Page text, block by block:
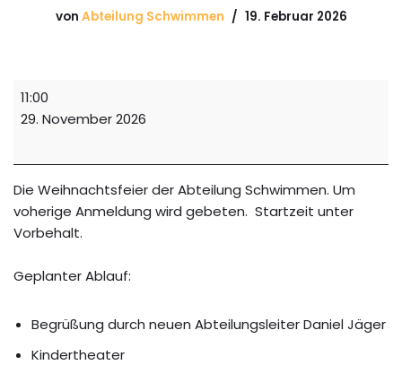
von Abteilung Schwimmen 19. Februar 2026
11:00
29. November 2026
Die Weihnachtsfeier der Abteilung Schwimmen. Um
voherige Anmeldung wird gebeten. Startzeit unter
Vorbehalt.
Geplanter Ablauf:
Begrüßung durch neuen Abteilungsleiter Daniel Jäger
Kindertheater